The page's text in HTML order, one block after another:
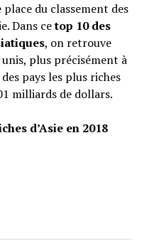
place du classement des
Dans cetop 10 des
, on retrouve
plus précisément à
pays les plus riches
milliards de dollars.
d’Asie en 2018